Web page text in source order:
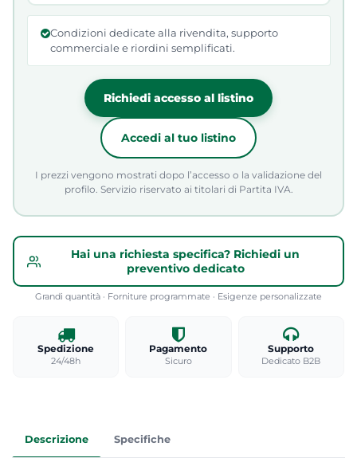
Condizioni dedicate alla rivendita, supporto
commerciale e riordini semplificati.
Richiedi accesso al listino
Accedi al tuo listino
I prezzi vengono mostrati dopo l’accesso o la validazione del
profilo. Servizio riservato ai titolari di Partita IVA.
Hai una richiesta specifica? Richiedi un
preventivo dedicato
Grandi quantità · Forniture programmate · Esigenze personalizzate
Spedizione
24/48h
Pagamento
Sicuro
Supporto
Dedicato B2B
Descrizione Specifiche